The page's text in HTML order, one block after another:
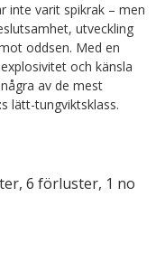
inte varit spikrak – men
utveckling
oddsen. Med en
och känsla
av de mest
lätt-tungviktsklass.
6 förluster, 1 no